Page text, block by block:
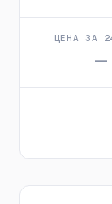
ЦЕНА ЗА
—